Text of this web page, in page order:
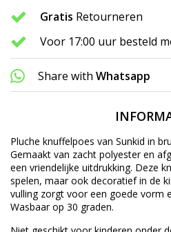
Gratis Retourneren
Voor 17:00 uur besteld
Share with Whatsapp
Pluche knuffelpoes van Sunkid in
Gemaakt van zacht polyester en
een vriendelijke uitdrukking. Deze
spelen, maar ook decoratief in de
vulling zorgt voor een goede vorm
Wasbaar op 30 graden.